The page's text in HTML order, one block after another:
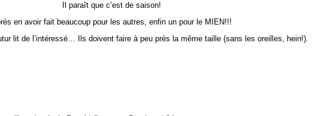
Il paraît que c’est de saison!
en avoir fait beaucoup pour les autres, enfin un pour le MIEN!!!
lit de l’intéressé… Ils doivent faire à peu près la même taille (sans les oreilles, hein!).